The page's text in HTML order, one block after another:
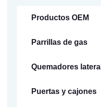
Productos OEM
Parrillas de gas
Quemadores
Puertas y cajones